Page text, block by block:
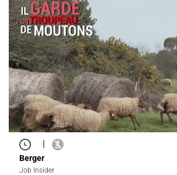
|
Berger
Job Insider